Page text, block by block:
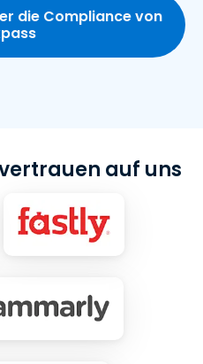
die Compliance von
auf uns